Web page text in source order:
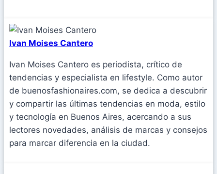
Ivan Moises Cantero
Ivan Moises Cantero es periodista, crítico de
tendencias y especialista en lifestyle. Como autor
de buenosfashionaires.com, se dedica a descubrir
y compartir las últimas tendencias en moda, estilo
y tecnología en Buenos Aires, acercando a sus
lectores novedades, análisis de marcas y consejos
para marcar diferencia en la ciudad.